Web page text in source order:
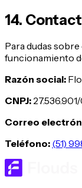
14.
Para dudas
funcionamiento
Razón social:
CNPJ:
Correo
Teléfono: (51)